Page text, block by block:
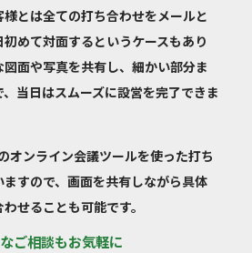
とは全ての打ち合わせをメールと
めて対面するというケースもあり
面や写真を共有し、細かい部分ま
当日はスムーズに設営を完了できま
ンライン会議ツールを使った打ち
すので、画面を共有しながら具体
せることも可能です。
ご相談もお気軽に